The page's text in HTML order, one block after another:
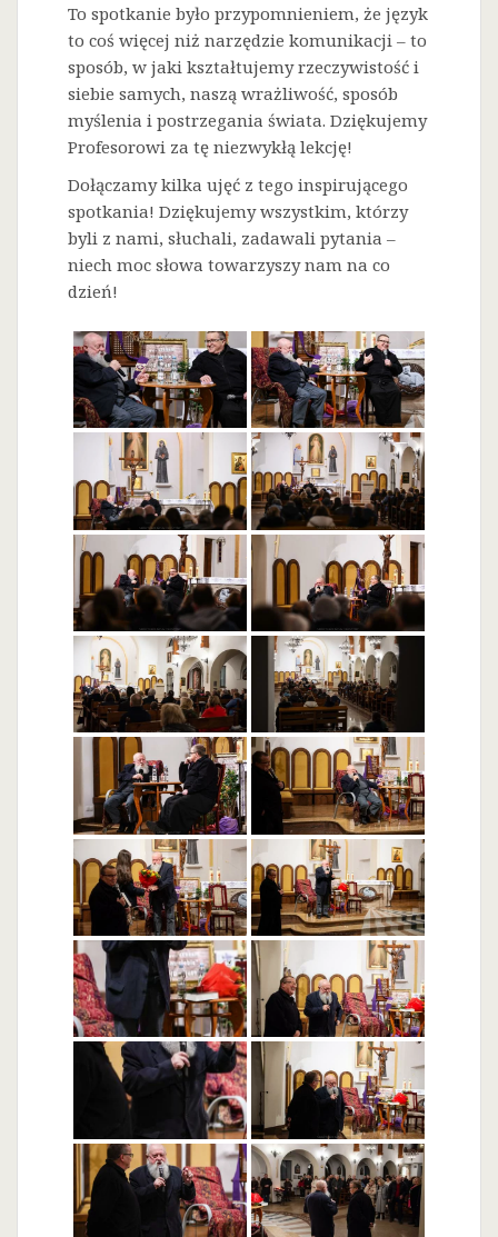
To spotkanie było przypomnieniem, że język
to coś więcej niż narzędzie komunikacji – to
sposób, w jaki kształtujemy rzeczywistość i
siebie samych, naszą wrażliwość, sposób
myślenia i postrzegania świata. Dziękujemy
Profesorowi za tę niezwykłą lekcję!
Dołączamy kilka ujęć z tego inspirującego
spotkania! Dziękujemy wszystkim, którzy
byli z nami, słuchali, zadawali pytania –
niech moc słowa towarzyszy nam na co
dzień!